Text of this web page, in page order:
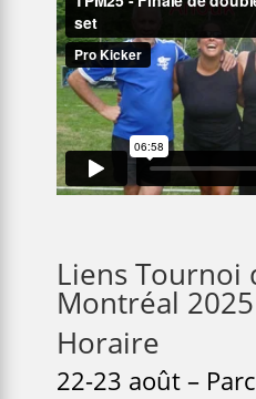
Liens Tournoi
Montréal 2025
Horaire
22-23 août –